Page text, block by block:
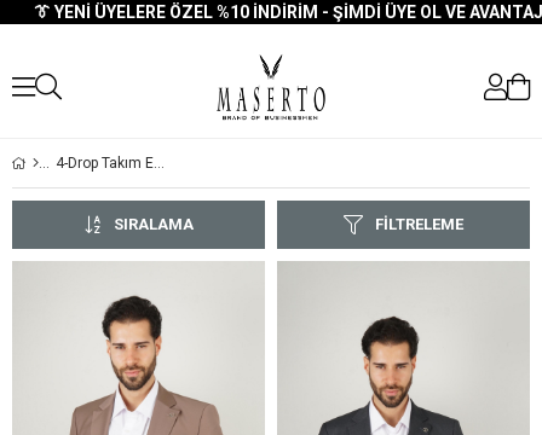
👔 YENI ÜYELERE ÖZEL %10 İNDIRIM - ŞIMDI ÜYE OL VE
4-Drop Takım Elbise
FILTRELEME
SIRALAMA